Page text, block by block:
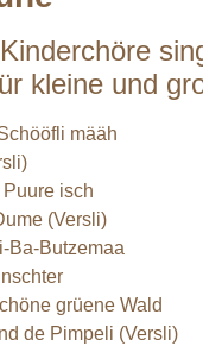
kleine und
määh
isch
(Versli)
Ba-Butzemaa
grüene Wald
de Pimpeli (Versli)